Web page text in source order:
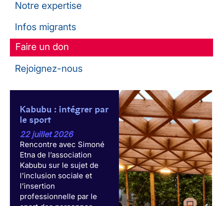
Notre expertise
Infos migrants
Faire un don
Rejoignez-nous
Kabubu : intégrer par
le sport
22 juillet 2026
Rencontre avec Simoné
Etna de l’association
Kabubu sur le sujet de
l’inclusion sociale et
l’insertion
professionnelle par le